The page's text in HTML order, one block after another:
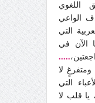
اللغوي
الواعي
التي
الآن في
.....
لا
التي
يا قلب لا